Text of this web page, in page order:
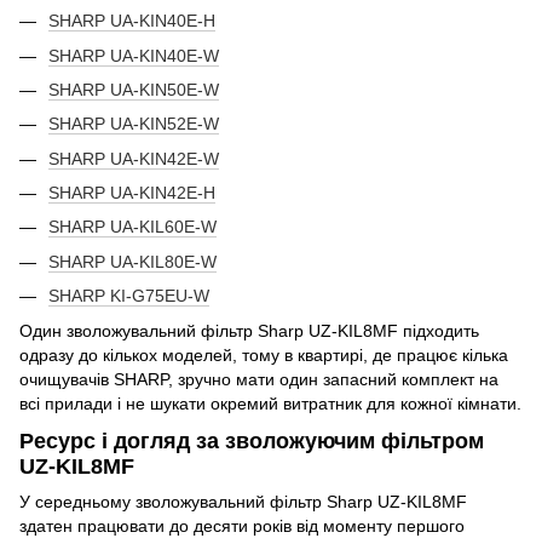
SHARP UA-KIN40E-H
SHARP UA-KIN40E-W
SHARP UA-KIN50E-W
SHARP UA-KIN52E-W
SHARP UA-KIN42E-W
SHARP UA-KIN42E-H
SHARP UA-KIL60E-W
SHARP UA-KIL80E-W
SHARP KI-G75EU-W
Один зволожувальний фільтр Sharp UZ-KIL8MF підходить
одразу до кількох моделей, тому в квартирі, де працює кілька
очищувачів SHARP, зручно мати один запасний комплект на
всі прилади і не шукати окремий витратник для кожної кімнати.
Ресурс і догляд за зволожуючим фільтром
UZ-KIL8MF
У середньому зволожувальний фільтр Sharp UZ-KIL8MF
здатен працювати до десяти років від моменту першого